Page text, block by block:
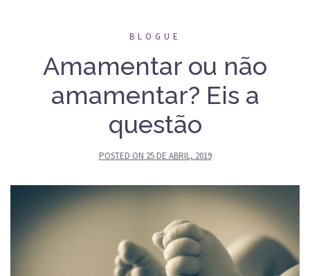
BLOGUE
Amamentar ou não
amamentar? Eis a
questão
POSTED ON 25 DE ABRIL, 2019